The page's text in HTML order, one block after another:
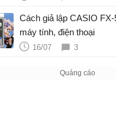
Cách giả lập CASIO
máy tính, điện thoại
16/07 3